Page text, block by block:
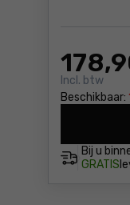
178
Incl. btw
Beschikbaar:
Bij u
GRATIS